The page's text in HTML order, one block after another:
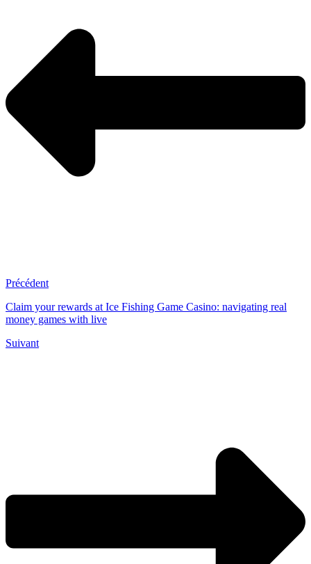
Précédent
Claim your rewards at Ice Fishing Game Casino: navigating real
money games with live
Suivant